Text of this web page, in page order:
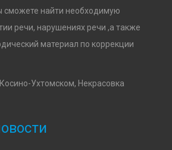
сможете найти необходимую
речи, нарушениях речи ,а также
материал по коррекции
Ухтомском, Некрасовка